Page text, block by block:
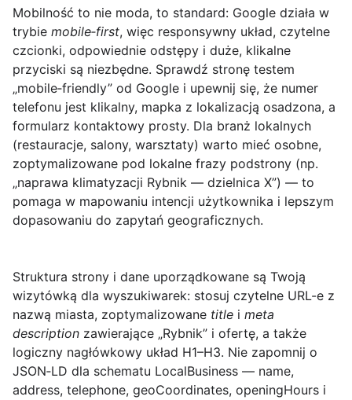
Mobilność to nie moda, to standard: Google działa w
trybie mobile‑first, więc responsywny układ, czytelne
czcionki, odpowiednie odstępy i duże, klikalne
przyciski są niezbędne. Sprawdź stronę testem
„mobile‑friendly” od Google i upewnij się, że numer
telefonu jest klikalny, mapka z lokalizacją osadzona, a
formularz kontaktowy prosty. Dla branż lokalnych
(restauracje, salony, warsztaty) warto mieć osobne,
zoptymalizowane pod lokalne frazy podstrony (np.
„naprawa klimatyzacji Rybnik — dzielnica X”) — to
pomaga w mapowaniu intencji użytkownika i lepszym
dopasowaniu do zapytań geograficznych.
Struktura strony i dane uporządkowane są Twoją
wizytówką dla wyszukiwarek: stosuj czytelne URL-e z
nazwą miasta, zoptymalizowane title i meta
description zawierające „Rybnik” i ofertę, a także
logiczny nagłówkowy układ H1–H3. Nie zapomnij o
JSON‑LD dla schematu LocalBusiness — name,
address, telephone, geoCoordinates, openingHours i